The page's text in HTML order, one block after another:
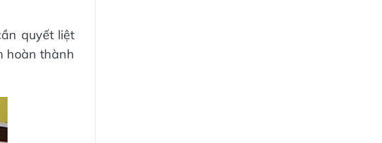
quyết liệt
hoàn thành